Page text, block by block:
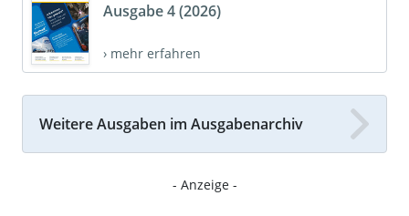
Ausgabe 4 (2026)
› mehr erfahren
Weitere Ausgaben im Ausgabenarchiv
- Anzeige -